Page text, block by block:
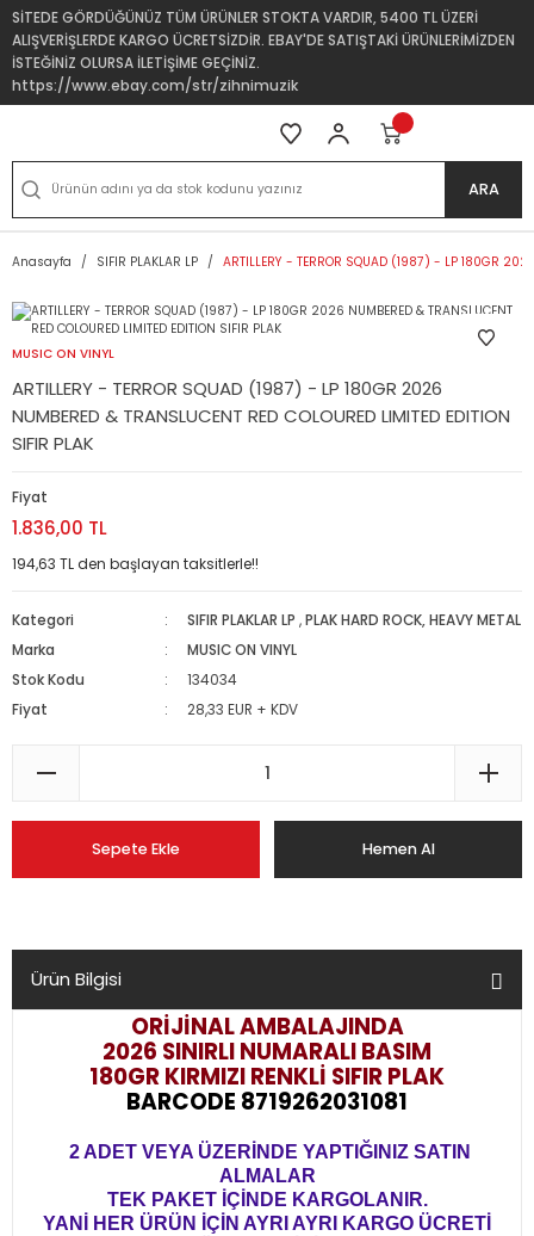
SİTEDE GÖRDÜĞÜNÜZ TÜM ÜRÜNLER STOKTA VARDIR, 5400 TL ÜZERİ
ALIŞVERİŞLERDE KARGO ÜCRETSİZDİR. EBAY'DE SATIŞTAKİ ÜRÜNLERİMİZDEN
İSTEĞİNİZ OLURSA İLETİŞİME GEÇİNİZ.
https://www.ebay.com/str/zihnimuzik
ARA
Anasayfa SIFIR PLAKLAR LP ARTILLERY - TERROR SQUAD (1987) - LP 180GR 2026
MUSIC ON VINYL
ARTILLERY - TERROR SQUAD (1987) - LP 180GR 2026
NUMBERED & TRANSLUCENT RED COLOURED LIMITED EDITION
SIFIR PLAK
Fiyat
1.836,00 TL
194,63 TL den başlayan taksitlerle!!
Kategori SIFIR PLAKLAR LP ,PLAK HARD ROCK, HEAVY METAL
Marka
MUSIC ON VINYL
Stok Kodu
134034
Fiyat
28,33 EUR + KDV
Sepete Ekle Hemen Al
Ürün Bilgisi
ORİJİNAL AMBALAJINDA
2026 SINIRLI NUMARALI BASIM
180GR KIRMIZI RENKLİ SIFIR PLAK
BARCODE 8719262031081
2 ADET VEYA ÜZERİNDE YAPTIĞINIZ SATIN
ALMALAR
TEK PAKET İÇİNDE KARGOLANIR.
YANİ HER ÜRÜN İÇİN AYRI AYRI KARGO ÜCRETİ